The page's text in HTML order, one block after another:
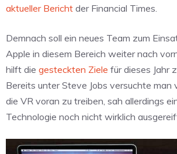
aktueller Bericht der Financial Times.
Demnach soll ein neues Team zum
Apple in diesem Bereich weiter nach
hilft die gesteckten Ziele für dieses Jahr
Bereits unter Steve Jobs versuchte man
die VR voran zu treiben, sah allerdings
Technologie noch nicht wirklich